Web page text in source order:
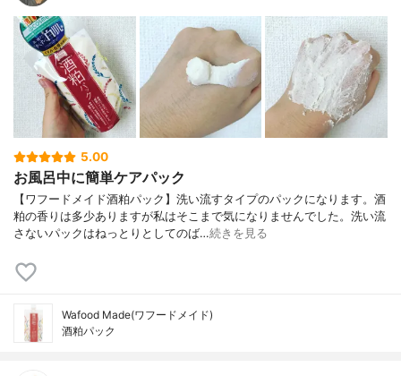
5.00
お風呂中に簡単ケアパック
【ワフードメイド酒粕パック】洗い流すタイプのパックになります。酒
粕の香りは多少ありますが私はそこまで気になりませんでした。洗い流
さないパックはねっとりとしてのば…続きを見る
Wafood Made(ワフードメイド)
酒粕パック